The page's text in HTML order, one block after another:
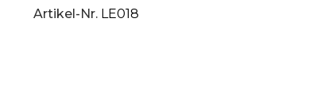
Artikel-Nr. LE018